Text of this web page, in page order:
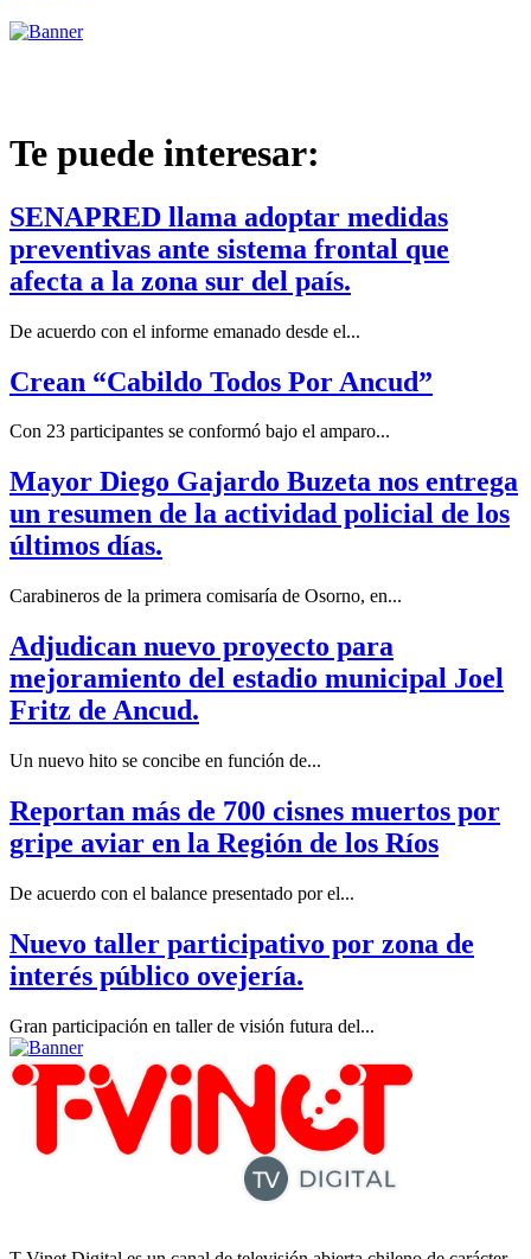
Te puede interesar:
SENAPRED llama adoptar medidas
preventivas ante sistema frontal que
afecta a la zona sur del país.
De acuerdo con el informe emanado desde el...
Crean “Cabildo Todos Por Ancud”
Con 23 participantes se conformó bajo el amparo...
Mayor Diego Gajardo Buzeta nos entrega
un resumen de la actividad policial de los
últimos días.
Carabineros de la primera comisaría de Osorno, en...
Adjudican nuevo proyecto para
mejoramiento del estadio municipal Joel
Fritz de Ancud.
Un nuevo hito se concibe en función de...
Reportan más de 700 cisnes muertos por
gripe aviar en la Región de los Ríos
De acuerdo con el balance presentado por el...
Nuevo taller participativo por zona de
interés público ovejería.
Gran participación en taller de visión futura del...